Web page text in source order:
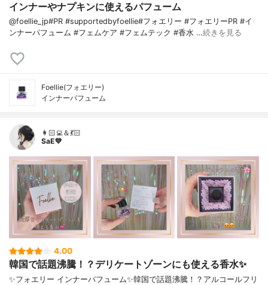
インナーやナプキンに使えるパフューム
@foellie_jp#PR #supportedbyfoellie#フォエリー #フォエリーPR #イ
ンナーパフューム #フェムケア #フェムテック #香水 …続きを見る
Foellie(フォエリー)
インナーパフューム
👩🏻‍💻＆💃🏻
SaE💜
4.00
韓国で話題沸騰！？デリケートゾーンにも使える香水✨️
✨️フォエリー インナーパフューム✨️韓国で話題沸騰！？アルコールフリ